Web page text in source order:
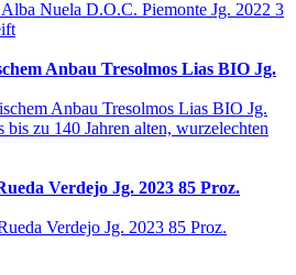
Anbau Tresolmos Lias BIO Jg.
Verdejo Jg. 2023 85 Proz.